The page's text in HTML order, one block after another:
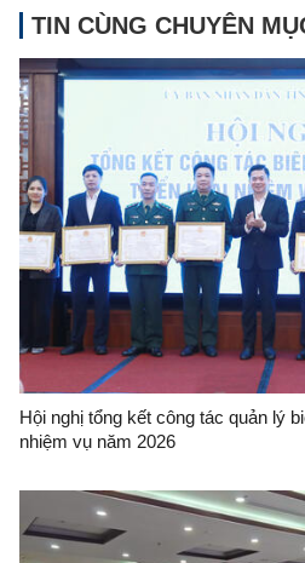
TIN CÙNG CHUYÊN
Hội nghị tổng kết công tác quản lý
nhiệm vụ năm 2026